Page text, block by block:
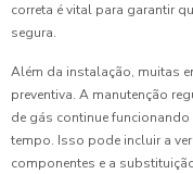
correta é vital para garantir
segura.
Além da instalação, muitas
preventiva. A manutenção
de gás continue
tempo. Isso pode incluir a
componentes e a